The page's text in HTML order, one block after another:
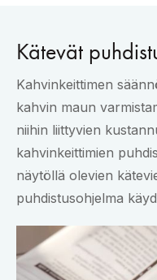
Kätevät
Kahvinkeittimen
kahvin maun
niihin liittyvien
kahvinkeittimien
näytöllä olevien
puhdistusohjelma